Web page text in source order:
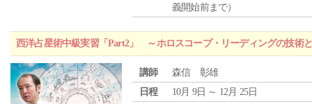
義開始前まで）
西洋占星術中級実習「Part2」 ～ホロスコープ・リーディングの技術
講師
森信 彰雄
日程
10月 9日 ～ 12月 25日